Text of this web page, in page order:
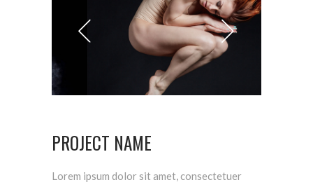
PROJECT NAME
Lorem ipsum dolor sit amet, consectetuer